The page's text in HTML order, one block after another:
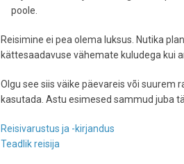
poole.
Reisimine ei pea olema luksus. Nutika
kättesaadavuse vähemate kuludega kui
Olgu see siis väike päevareis või suurem
kasutada. Astu esimesed sammud juba
Reisivarustus ja -kirjandus
Teadlik reisija